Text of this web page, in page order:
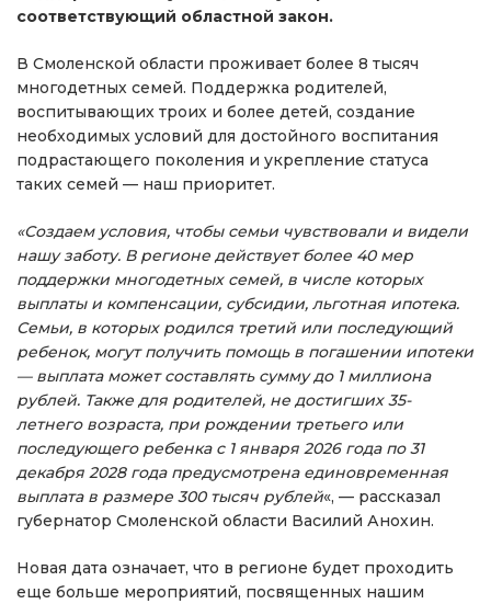
соответствующий областной закон.
В Смоленской области проживает более 8 тысяч
многодетных семей. Поддержка родителей,
воспитывающих троих и более детей, создание
необходимых условий для достойного воспитания
подрастающего поколения и укрепление статуса
таких семей — наш приоритет.
«Создаем условия, чтобы семьи чувствовали и видели
нашу заботу. В регионе действует более 40 мер
поддержки многодетных семей, в числе которых
выплаты и компенсации, субсидии, льготная ипотека.
Семьи, в которых родился третий или последующий
ребенок, могут получить помощь в погашении ипотеки
— выплата может составлять сумму до 1 миллиона
рублей. Также для родителей, не достигших 35-
летнего возраста, при рождении третьего или
последующего ребенка с 1 января 2026 года по 31
декабря 2028 года предусмотрена единовременная
выплата в размере 300 тысяч рублей«, — рассказал
губернатор Смоленской области Василий Анохин.
Новая дата означает, что в регионе будет проходить
еще больше мероприятий, посвященных нашим